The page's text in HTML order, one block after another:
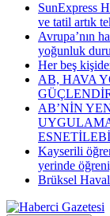
SunExpress
ve tatil artık
Avrupa’nın
yoğunluk
Her beş
AB, HAVA
AB’NİN
Kayserili
yerinde
Brüksel